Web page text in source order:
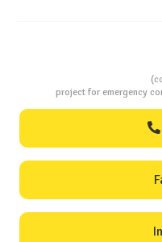
project for emergency